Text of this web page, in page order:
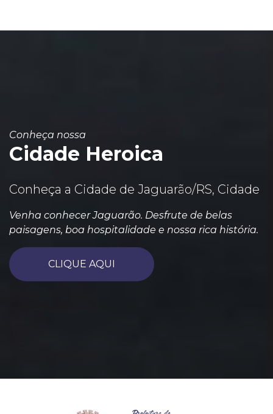
Conheça nossa
Cidade Heroica
Conheça a Cidade de Jaguarão/RS, Cidade
Venha conhecer Jaguarão. Desfrute de belas
paisagens, boa hospitalidade e nossa rica história.
CLIQUE AQUI